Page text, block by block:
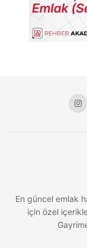
En güncel emlak
için özel